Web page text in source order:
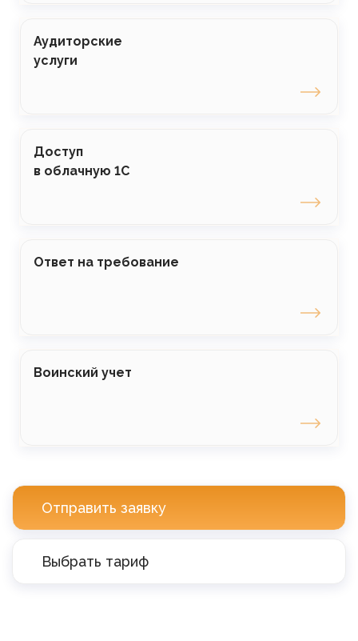
Аудиторские
услуги
Доступ
в облачную 1С
Ответ на требование
Воинский учет
Отправить заявку
Выбрать тариф